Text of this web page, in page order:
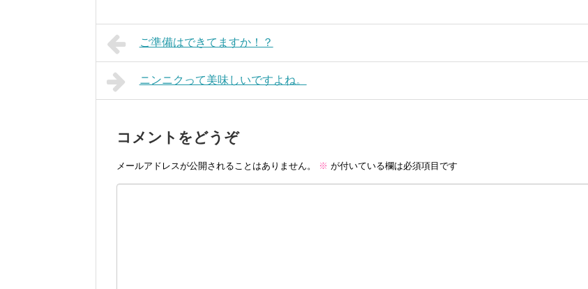
ご準備はできてますか！？
ニンニクって美味しいですよね。
コメントをどうぞ
メールアドレスが公開されることはありません。 ※ が付いている欄は必須項目です